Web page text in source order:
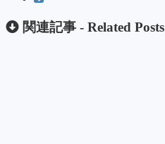
関連記事 - Related Posts